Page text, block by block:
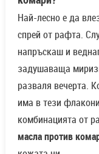
Най-лесно е да
спрей от рафта.
напръскаш и
задушаваща
разваля вечерта.
има в тези
комбинацията от
масла против